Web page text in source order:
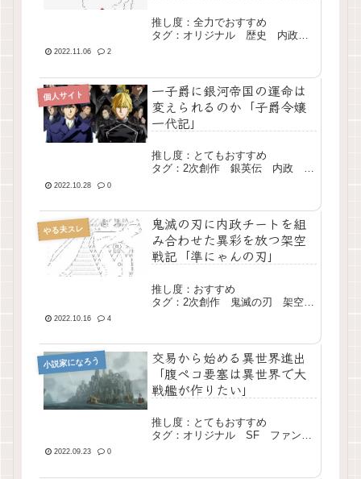
推し度：全力でおすすめ
タグ：オリジナル 歴史 内政
2022.11.06 2
個人サイト
一子爵に銀河帝国の運命は
変えられるのか「子爵令嬢
一代記」
推し度：とてもおすすめ
タグ：2次創作 銀英伝 内政 戦
2022.10.28 0
やる夫スレ
鬼滅の刃に内政チートを組
み合わせた異彩を放つ架空
戦記「準にゃんの刃」
推し度：おすすめ
タグ：2次創作 鬼滅の刃 架空戦
2022.10.16 4
小説家になろう
交易から始める異世界進出
「腹ペコ要塞は異世界で大
戦艦が作りたい」
推し度：とてもおすすめ
タグ：オリジナル SF ファンタ
2022.09.23 0